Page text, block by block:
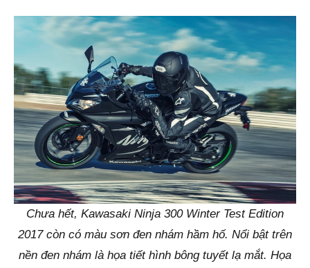
Chưa hết, Kawasaki Ninja 300 Winter Test Edition
2017 còn có màu sơn đen nhám hầm hố. Nổi bật trên
nền đen nhám là họa tiết hình bông tuyết lạ mắt. Họa